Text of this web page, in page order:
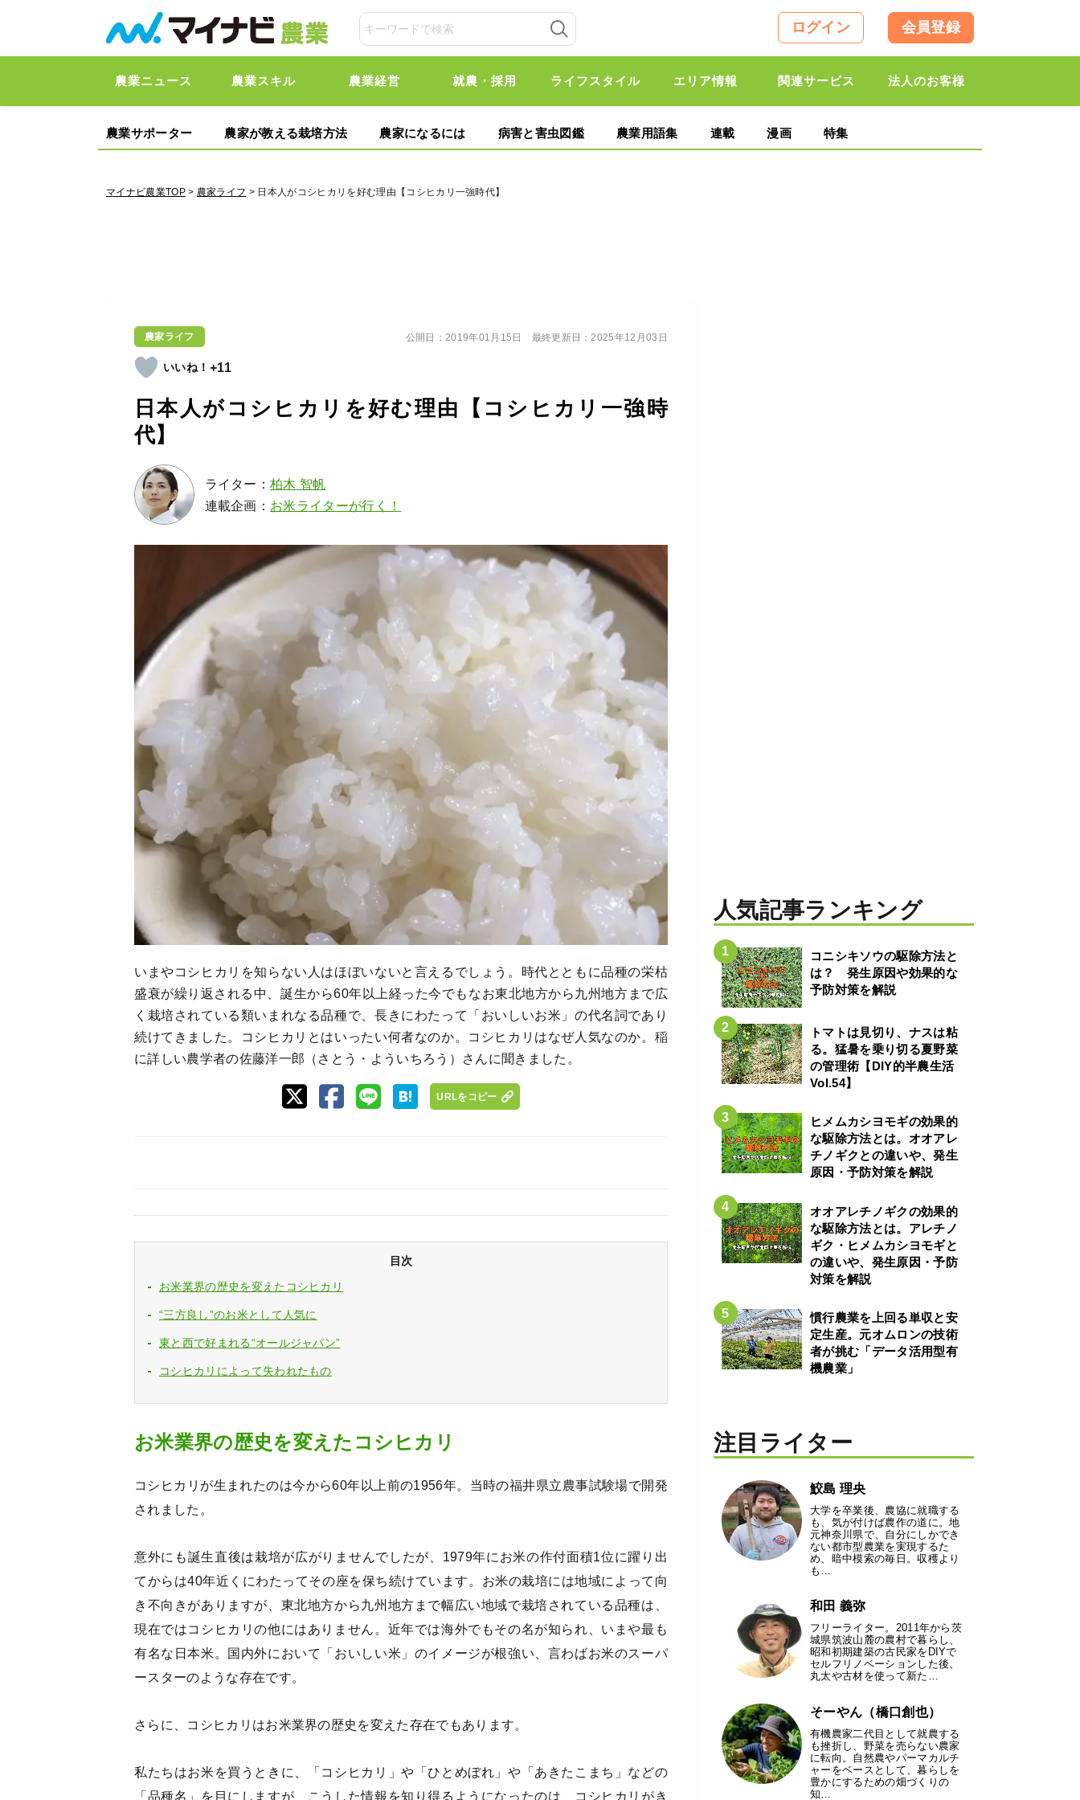
ログイン 会員登録
農業ニュース 農業スキル 農業経営 就農・採用 ライフスタイル エリア情報 関連サービス 法人のお客様
農業サポーター 農家が教える栽培方法 農家になるには 病害と害虫図鑑 農業用語集 連載 漫画 特集
マイナビ農業TOP> 農家ライフ > 日本人がコシヒカリを好む理由【コシヒカリ一強時代】
農家ライフ
+11
日本人がコシヒカリを好む理由【コシヒカリ一強時
代】
ライター：柏木 智帆
連載企画： お米ライターが行く！
公開日：2019年01月15日 最終更新日：2025年12月03日
いまやコシヒカリを知らない人はほぼいないと言えるでしょう。時代とともに品種の栄枯
盛衰が繰り返される中、誕生から60年以上経った今でもなお東北地方から九州地方まで広
く栽培されている類いまれなる品種で、長きにわたって「おいしいお米」の代名詞であり
続けてきました。コシヒカリとはいったい何者なのか。コシヒカリはなぜ人気なのか。稲
に詳しい農学者の佐藤洋一郎（さとう・よういちろう）さんに聞きました。
URLをコピー
目次
お米業界の歴史を変えたコシヒカリ
“三方良し”のお米として人気に
東と西で好まれる“オールジャパン”
コシヒカリによって失われたもの
お米業界の歴史を変えたコシヒカリ
コシヒカリが生まれたのは今から60年以上前の1956年。当時の福井県立農事試験場で開発
されました。
意外にも誕生直後は栽培が広がりませんでしたが、1979年にお米の作付面積1位に躍り出
てからは40年近くにわたってその座を保ち続けています。お米の栽培には地域によって向
き不向きがありますが、東北地方から九州地方まで幅広い地域で栽培されている品種は、
現在ではコシヒカリの他にはありません。近年では海外でもその名が知られ、いまや最も
有名な日本米。国内外において「おいしい米」のイメージが根強い、言わばお米のスーパ
ースターのような存在です。
さらに、コシヒカリはお米業界の歴史を変えた存在でもあります。
私たちはお米を買うときに、「コシヒカリ」や「ひとめぼれ」や「あきたこまち」などの
「品種名」を目にしますが、こうした情報を知り得るようになったのは、コシヒカリがき
人気記事ランキング
コニシキソウの駆除方法と
は？ 発生原因や効果的な
予防対策を解説
トマトは見切り、ナスは粘
る。猛暑を乗り切る夏野菜
の管理術【DIY的半農生活
Vol.54】
ヒメムカシヨモギの効果的
な駆除方法とは。オオアレ
チノギクとの違いや、発生
原因・予防対策を解説
オオアレチノギクの効果的
な駆除方法とは。アレチノ
ギク・ヒメムカシヨモギと
の違いや、発生原因・予防
対策を解説
慣行農業を上回る単収と安
定生産。元オムロンの技術
者が挑む「データ活用型有
機農業」
注目ライター
鮫島 理央
大学を卒業後、農協に就職する
も、気が付けば農作の道に。地
元神奈川県で、自分にしかでき
ない都市型農業を実現するた
め、暗中模索の毎日。収穫より
も…
和田 義弥
フリーライター。2011年から茨
城県筑波山麓の農村で暮らし、
昭和初期建築の古民家をDIYで
セルフリノベーションした後、
丸太や古材を使って新た…
そーやん（橋口創也）
有機農家二代目として就農する
も挫折し、野菜を売らない農家
に転向。自然農やパーマカルチ
ャーをベースとして、暮らしを
豊かにするための畑づくりの
知…